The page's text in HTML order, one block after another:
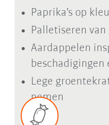
Paprika's op
Palletiseren
Aardappelen
Lege
nemen